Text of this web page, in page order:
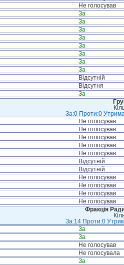
Не голосував
За
За
За
За
За
За
За
За
Відсутній
Відсутня
За
За:0 Проти:0
Не голосував
Не голосував
Не голосував
Не голосував
Не голосував
Відсутній
Відсутній
Не голосував
Не голосував
Не голосував
Не голосував
Фракція
За:14 Проти:0
За
За
Не голосував
Не голосувала
За